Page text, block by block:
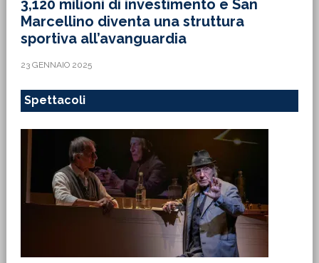
3,120 milioni di investimento e San
Marcellino diventa una struttura
sportiva all’avanguardia
23 GENNAIO 2025
Spettacoli